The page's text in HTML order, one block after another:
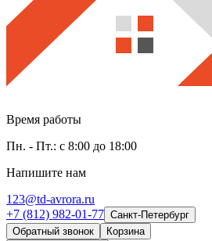
Время работы
Пн. - Пт.: с 8:00 до 18:00
Напишите нам
123@td-avrora.ru
+7 (812) 982-01-77 Санкт-Петербург
Обратный звонок
Корзина